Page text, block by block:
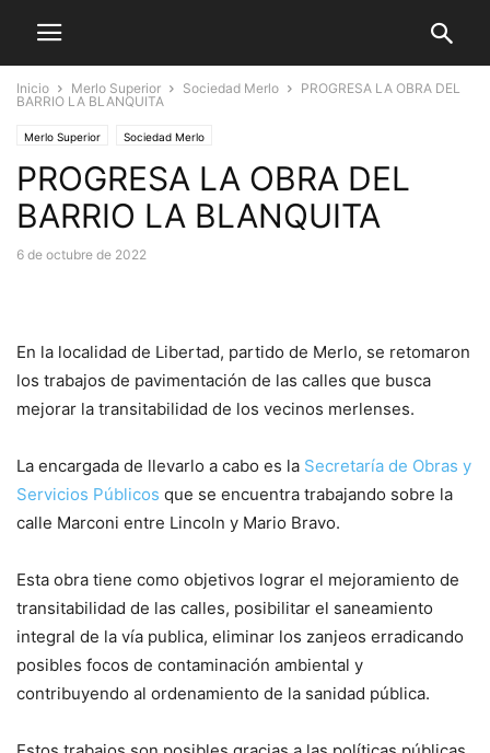
Inicio Merlo Superior Sociedad Merlo
PROGRESA LA OBRA DEL
BARRIO LA BLANQUITA
Merlo Superior Sociedad Merlo
PROGRESA LA OBRA DEL
BARRIO LA BLANQUITA
6 de octubre de 2022
En la localidad de Libertad, partido de Merlo, se retomaron
los trabajos de pavimentación de las calles que busca
mejorar la transitabilidad de los vecinos merlenses.
La encargada de llevarlo a cabo es la Secretaría de Obras y
Servicios Públicos que se encuentra trabajando sobre la
calle Marconi entre Lincoln y Mario Bravo.
Esta obra tiene como objetivos lograr el mejoramiento de
transitabilidad de las calles, posibilitar el saneamiento
integral de la vía publica, eliminar los zanjeos erradicando
posibles focos de contaminación ambiental y
contribuyendo al ordenamiento de la sanidad pública.